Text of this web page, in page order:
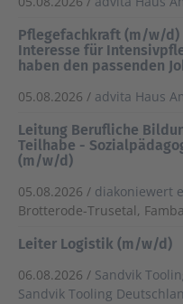
Pflegefachkraft (m/w/
Interesse für
haben den passenden
05.08.2026 / advita Haus
Leitung Berufliche
Teilhabe -
(m/w/d)
05.08.2026 / diakoniewert
Brotterode-Trusetal,
Leiter Logistik (m/w/d)
06.08.2026 / Sandvik
Sandvik Tooling